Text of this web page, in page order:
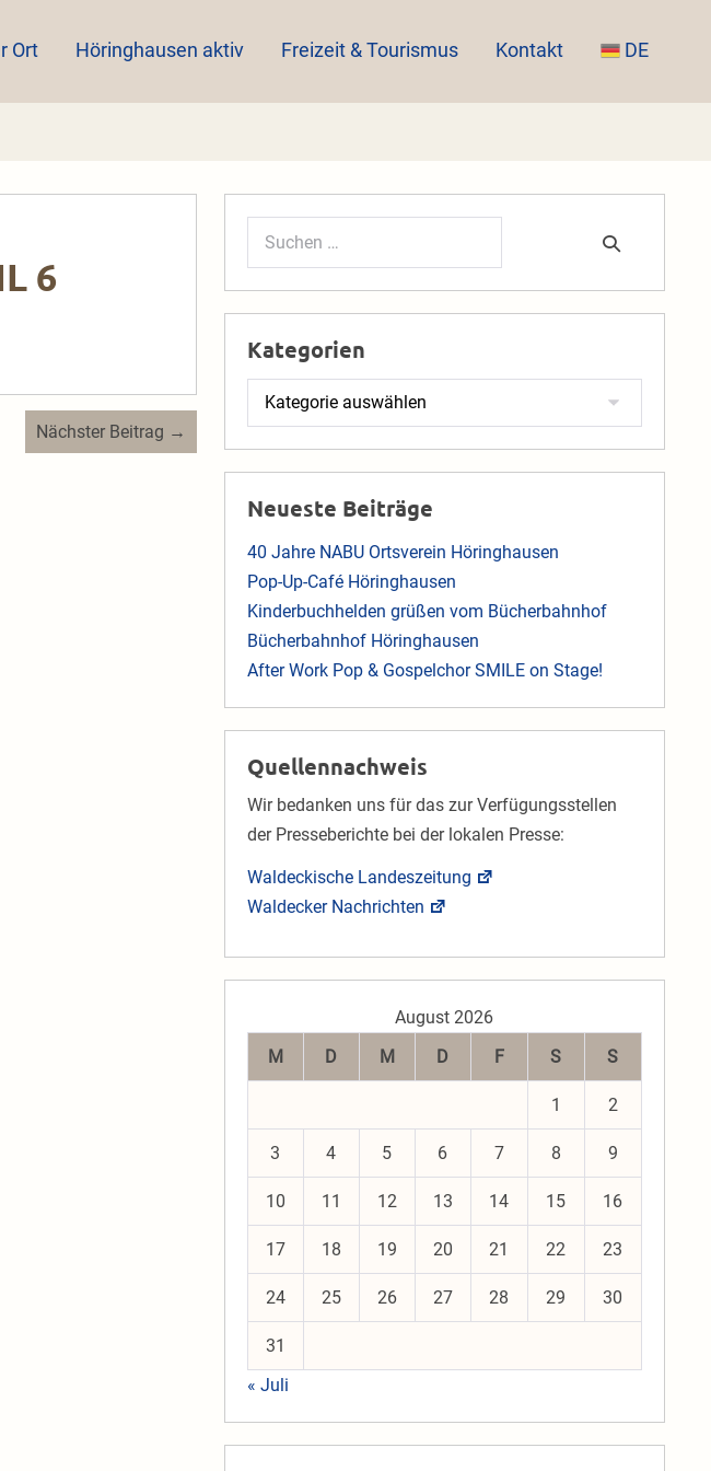
Ort Höringhausen aktiv Freizeit & Tourismus Kontakt DE
6
Nächster Beitrag →
Suchen
Kategorien
Kategorien
Neueste Beiträge
40 Jahre NABU Ortsverein Höringhausen
Pop-Up-Café Höringhausen
Kinderbuchhelden grüßen vom Bücherbahnhof
Bücherbahnhof Höringhausen
After Work Pop & Gospelchor SMILE on Stage!
Quellennachweis
Wir bedanken uns für das zur Verfügungsstellen
der Presseberichte bei der lokalen Presse:
Waldeckische Landeszeitung
Waldecker Nachrichten
August 2026
M
D M D F S S
1 2
3 4 5 6 7 8 9
10 11 12 13 14 15 16
17 18 19 20 21 22 23
24 25 26 27 28 29 30
31
« Juli